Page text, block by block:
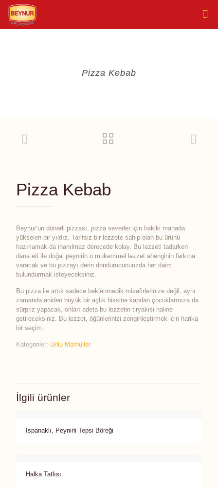
Pizza Kebab
Pizza Kebab
Beynur’un dönerli pizzası, pizza severler için hakiki manada
yükselen bir yıldız. Tarifsiz bir lezzete sahip olan bu ürünü
hazırlamak da inanılmaz derecede kolay. Bu lezzeti tadarken
dana eti ile doğal peynirin o mükemmel lezzet ahenginin farkına
varacak ve bu pizzayı derin dondurucununzda her daim
bulundurmak isteyeceksiniz.
Bu pizza ile artık sadece beklenmedik misafirlerinize değil, aynı
zamanda aniden büyük bir açlık hissine kapılan çocuklarınıza da
sürpriz yapacak, onları adeta bu lezzetin tiryakisi haline
getireceksiniz. Bu lezzet, öğünlerinizi zenginleştirmek için harika
bir seçim.
Kategoriler: Unlu Mamüller
İlgili ürünler
Ispanaklı, Peynirli Tepsi Böreği
Halka Tatlısı